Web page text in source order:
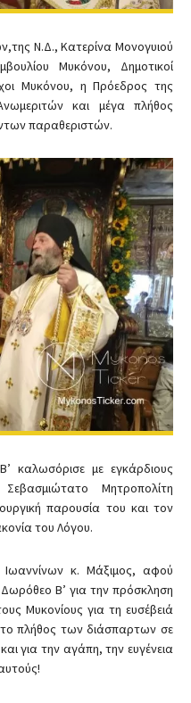
Ν.Δ., Κατερίνα Μονογυιού
Μυκόνου, Δημοτικοί
Μυκόνου, η Πρόεδρος της
και μέγα πλήθος
παραθεριστών.
καλωσόρισε με εγκάρδιους
Μητροπολίτη
παρουσία του και τον
του Λόγου.
κ. Μάξιμος, αφού
Β’ για την πρόσκληση
Μυκονίους για τη ευσέβειά
πλήθος των διάσπαρτων σε
για την αγάπη, την ευγένεια